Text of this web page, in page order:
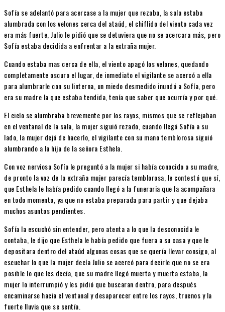
Sofía se adelantó para acercase a la mujer que rezaba, la sala estaba
alumbrada con los velones cerca del ataúd, el chiflido del viento cada vez
era más fuerte, Julio le pidió que se detuviera que no se acercara más, pero
Sofía estaba decidida a enfrentar a la extraña mujer.
Cuando estaba mas cerca de ella, el viento apagó los velones, quedando
completamente oscuro el lugar, de inmediato el vigilante se acercó a ella
para alumbrarle con su linterna, un miedo desmedido inundó a Sofía, pero
era su madre la que estaba tendida, tenía que saber que ocurría y por qué.
El cielo se alumbraba brevemente por los rayos, mismos que se reflejaban
en el ventanal de la sala, la mujer siguió rezado, cuando llegó Sofía a su
lado, la mujer dejó de hacerlo, el vigilante con su mano temblorosa siguió
alumbrando a la hija de la señora Esthela.
Con voz nerviosa Sofía le preguntó a la mujer si había conocido a su madre,
de pronto la voz de la extraña mujer parecía temblorosa, le contestó que sí,
que Esthela le había pedido cuando llegó a la funeraria que la acompañara
en todo momento, ya que no estaba preparada para partir y que dejaba
muchos asuntos pendientes.
Sofía la escuchó sin entender, pero atenta a lo que la desconocida le
contaba, le dijo que Esthela le había pedido que fuera a su casa y que le
depositara dentro del ataúd algunas cosas que se quería llevar consigo, al
escuchar lo que la mujer decía Julio se acercó para decirle que no se era
posible lo que les decía, que su madre llegó muerta y muerta estaba, la
mujer lo interrumpió y les pidió que buscaran dentro, para después
encaminarse hacia el ventanal y desaparecer entre los rayos, truenos y la
fuerte lluvia que se sentía.